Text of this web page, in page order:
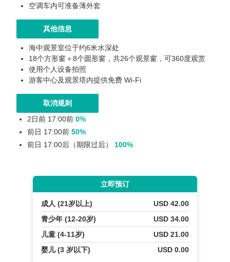
空调车内可准备薄外套
其他信息
海中观景室位于约6米水深处
18个方形窗＋8个圆形窗，共26个观景窗，可360度观赏
使用个人设备拍照
游客中心及观景塔内提供免费 Wi-Fi
取消规则
2日前 17:00前 0%
前日 17:00前 50%
前日 17:00后（期限过后）
100%
立即预订
成人 (21岁以上)
USD 42.00
青少年 (12-20岁)
USD 34.00
儿童 (4-11岁)
USD 21.00
婴儿 (3 岁以下)
USD 0.00